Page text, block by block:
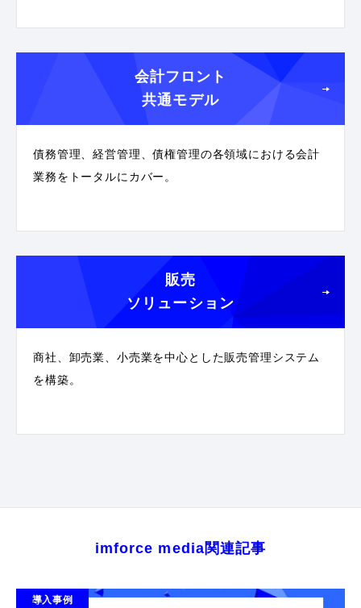
会計フロント
共通モデル
債務管理、経営管理、債権管理の各領域における会計
業務をトータルにカバー。
販売
ソリューション
商社、卸売業、小売業を中心とした販売管理システム
を構築。
imforce media関連記事
導入事例